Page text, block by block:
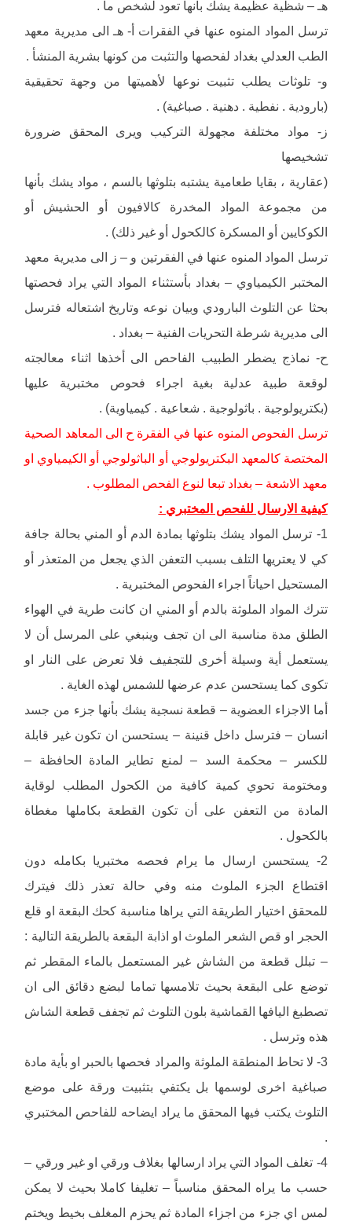
هـ – شظية عظيمة يشك بأنها تعود لشخص ما .
ترسل المواد المنوه عنها في الفقرات أ- هـ الى مديرية معهد
الطب العدلي بغداد لفحصها والتثبت من كونها بشرية المنشأ .
و- تلوثات يطلب تثبيت نوعها لأهميتها من وجهة تحقيقية
(بارودية . نفطية . دهنية . صباغية) .
ز- مواد مختلفة مجهولة التركيب ويرى المحقق ضرورة
تشخيصها
(عقارية ، بقايا طعامية يشتبه بتلوثها بالسم ، مواد يشك بأنها
من مجموعة المواد المخدرة كالافيون أو الحشيش أو
الكوكايين أو المسكرة كالكحول أو غير ذلك) .
ترسل المواد المنوه عنها في الفقرتين و – ز الى مديرية معهد
المختبر الكيمياوي – بغداد بأستثناء المواد التي يراد فحصتها
بحثا عن التلوث البارودي وبيان نوعه وتاريخ اشتعاله فترسل
الى مديرية شرطة التحريات الفنية – بغداد .
ح- نماذج يضطر الطبيب الفاحص الى أخذها اثناء معالجته
لوقعة طبية عدلية بغية اجراء فحوص مختبرية عليها
(بكتريولوجية . باثولوجية . شعاعية . كيمياوية) .
ترسل الفحوص المنوه عنها في الفقرة ح الى المعاهد الصحية
المختصة كالمعهد البكتريولوجي أو الباثولوجي أو الكيمياوي او
معهد الاشعة – بغداد تبعا لنوع الفحص المطلوب .
كيفية الارسال للفحص المختبري :
1- ترسل المواد يشك بتلوثها بمادة الدم أو المني بحالة جافة
كي لا يعتريها التلف بسبب التعفن الذي يجعل من المتعذر أو
المستحيل احياناً اجراء الفحوص المختبرية .
تترك المواد الملوثة بالدم أو المني ان كانت طرية في الهواء
الطلق مدة مناسبة الى ان تجف وينبغي على المرسل أن لا
يستعمل أية وسيلة أخرى للتجفيف فلا تعرض على النار او
تكوى كما يستحسن عدم عرضها للشمس لهذه الغاية .
أما الاجزاء العضوية – قطعة نسجية يشك بأنها جزء من جسد
انسان – فترسل داخل قنينة – يستحسن ان تكون غير قابلة
للكسر – محكمة السد – لمنع تطاير المادة الحافظة –
ومختومة تحوي كمية كافية من الكحول المطلب لوقاية
المادة من التعفن على أن تكون القطعة بكاملها مغطاة
بالكحول .
2- يستحسن ارسال ما يرام فحصه مختبريا بكامله دون
اقتطاع الجزء الملوث منه وفي حالة تعذر ذلك فيترك
للمحقق اختيار الطريقة التي يراها مناسبة كحك البقعة او قلع
الحجر او قص الشعر الملوث او اذابة البقعة بالطريقة التالية :
– تبلل قطعة من الشاش غير المستعمل بالماء المقطر ثم
توضع على البقعة بحيث تلامسها تماما لبضع دقائق الى ان
تصطبغ اليافها القماشية بلون التلوث ثم تجفف قطعة الشاش
هذه وترسل .
3- لا تحاط المنطقة الملوثة والمراد فحصها بالحبر او بأية مادة
صباغية اخرى لوسمها بل يكتفي بتثبيت ورقة على موضع
التلوث يكتب فيها المحقق ما يراد ايضاحه للفاحص المختبري
.
4- تغلف المواد التي يراد ارسالها بغلاف ورقي او غير ورقي –
حسب ما يراه المحقق مناسباً – تغليفا كاملا بحيث لا يمكن
لمس اي جزء من اجزاء المادة ثم يحزم المغلف بخيط ويختم